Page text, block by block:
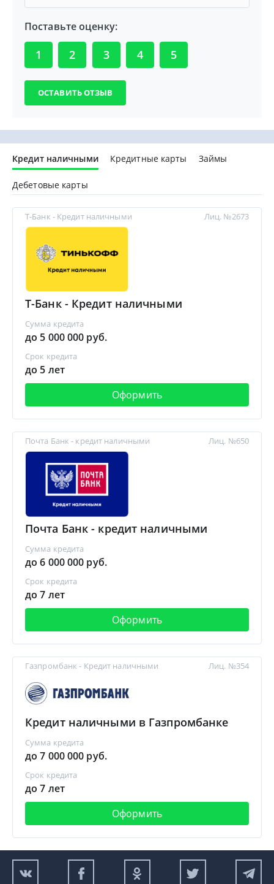
Поставьте оценку:
1 2 3 4 5
Кредит наличными Кредитные карты Займы
Дебетовые карты
Т-Банк - Кредит наличными
Т-Банк - Кредит наличными
Сумма кредита
до 5 000 000 руб.
Срок кредита
до 5 лет
Оформить
Лиц. №2673
Почта Банк - кредит наличными
Почта Банк - кредит наличными
Сумма кредита
до 6 000 000 руб.
Срок кредита
до 7 лет
Оформить
Лиц. №650
Газпромбанк - Кредит наличными
Кредит наличными в Газпромбанке
Сумма кредита
до 7 000 000 руб.
Срок кредита
до 7 лет
Оформить
Лиц. №354